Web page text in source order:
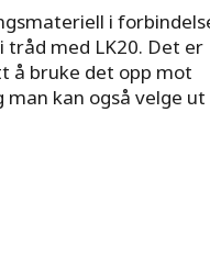
i
tråd med LK20. Det er
å bruke det opp mot
kan også velge